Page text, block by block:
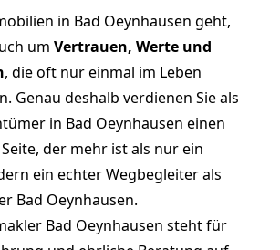
in Bad Oeynhausen geht,
um Vertrauen, Werte und
, die oft nur einmal im Leben
Genau deshalb verdienen Sie als
in Bad Oeynhausen einen
der mehr ist als nur ein
ein echter Wegbegleiter als
Bad Oeynhausen.
Bad Oeynhausen steht für